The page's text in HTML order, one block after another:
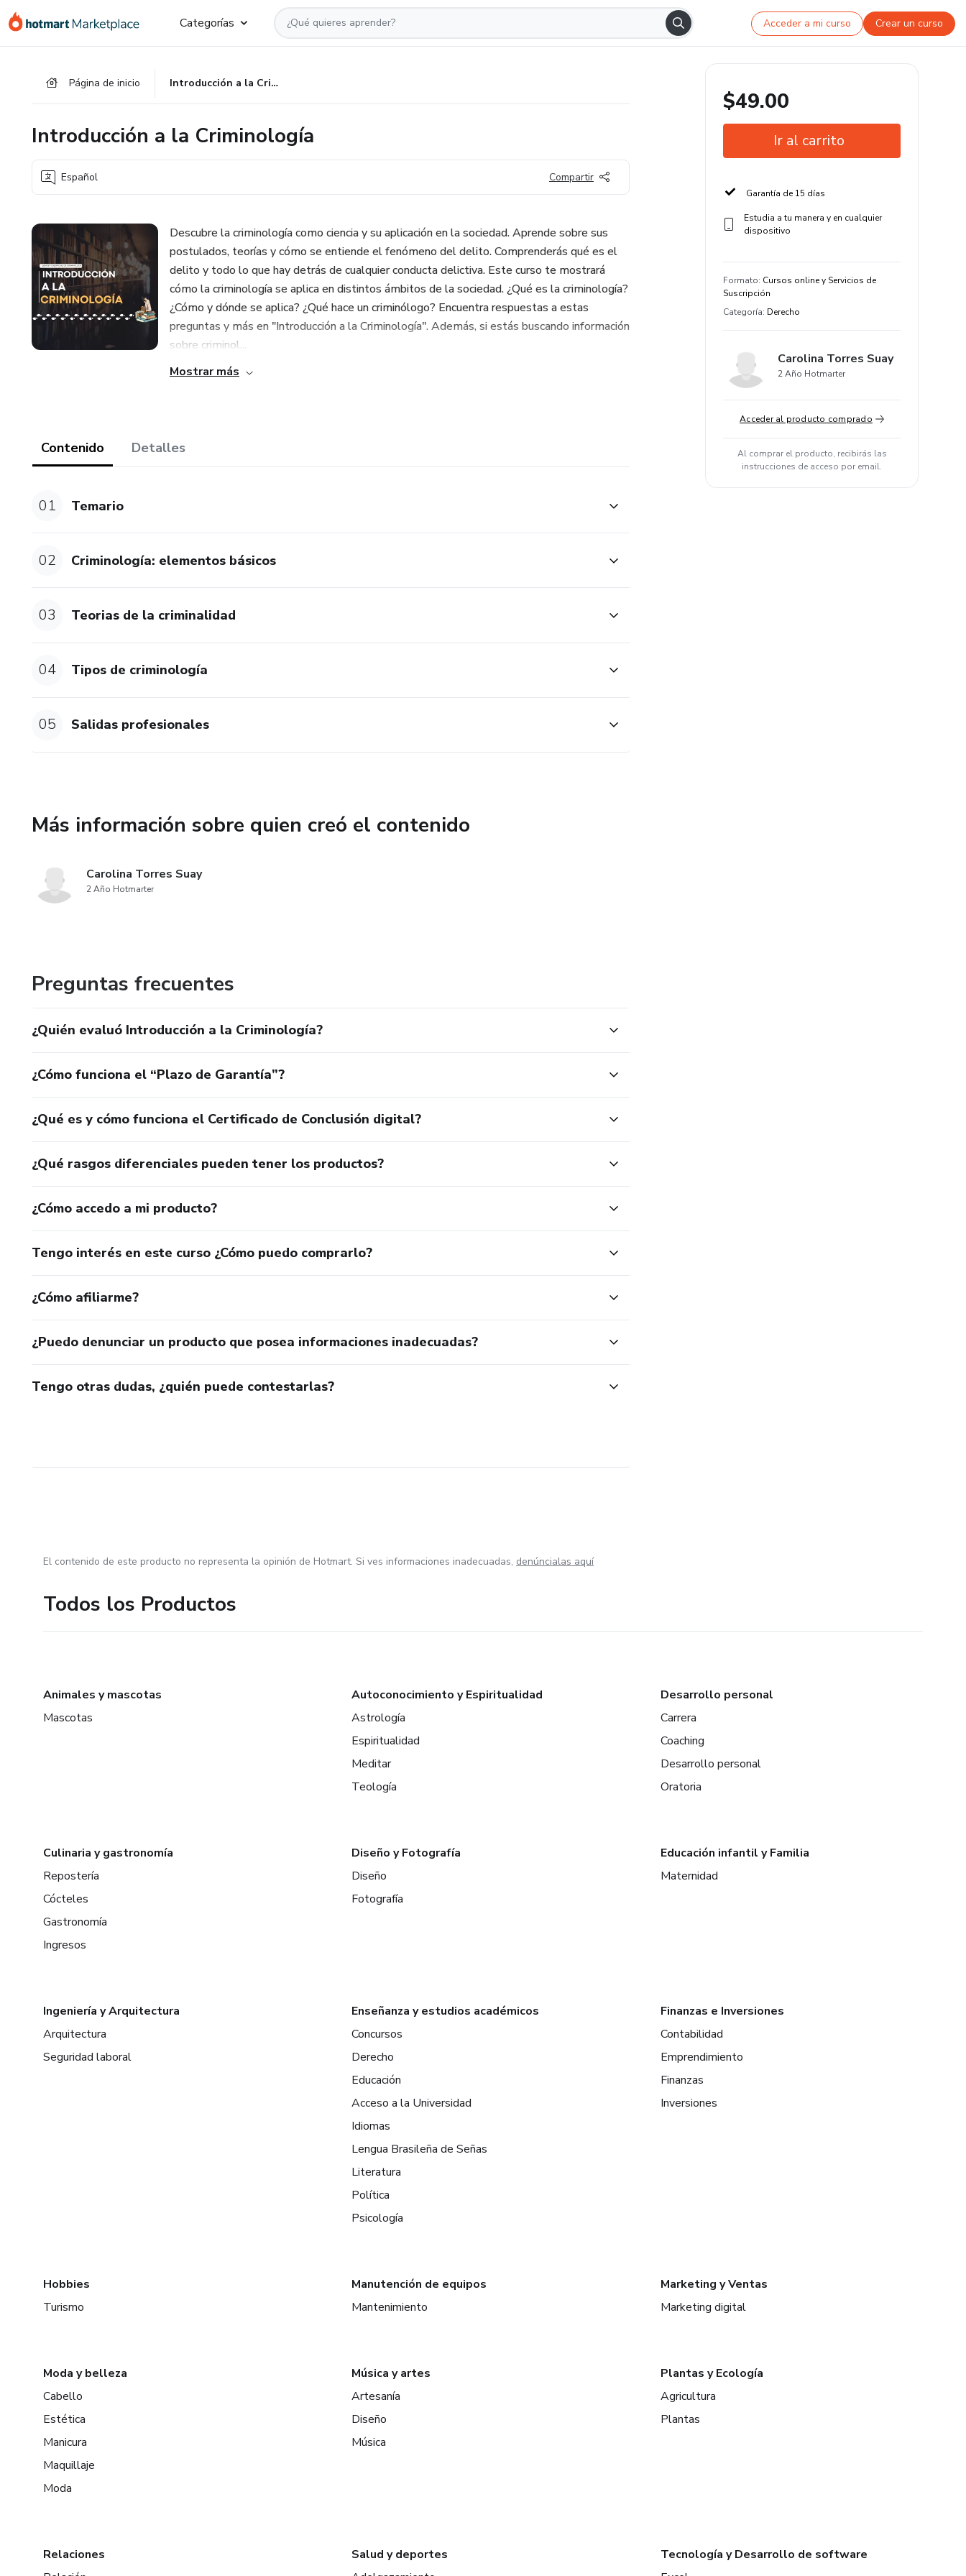
Categorías Acceder a mi curso Crear un curso
Página de inicio Introducción a la Criminología
Introducción a la Criminología
Español Compartir
Descubre la criminología como ciencia y su aplicación en la sociedad. Aprende sobre sus
postulados, teorías y cómo se entiende el fenómeno del delito. Comprenderás qué es el
delito y todo lo que hay detrás de cualquier conducta delictiva. Este curso te mostrará
cómo la criminología se aplica en distintos ámbitos de la sociedad. ¿Qué es la criminología?
¿Cómo y dónde se aplica? ¿Qué hace un criminólogo? Encuentra respuestas a estas
preguntas y más en "Introducción a la Criminología". Además, si estás buscando información
sobre criminol...
Mostrar más
Contenido Detalles
01 Temario
02 Criminología: elementos básicos
03 Teorias de la criminalidad
04 Tipos de criminología
05 Salidas profesionales
Más información sobre quien creó el contenido
Carolina Torres Suay
2 Año Hotmarter
Preguntas frecuentes
¿Quién evaluó Introducción a la Criminología?
¿Cómo funciona el “Plazo de Garantía”?
¿Qué es y cómo funciona el Certificado de Conclusión digital?
¿Qué rasgos diferenciales pueden tener los productos?
¿Cómo accedo a mi producto?
Tengo interés en este curso ¿Cómo puedo comprarlo?
¿Cómo afiliarme?
¿Puedo denunciar un producto que posea informaciones inadecuadas?
Tengo otras dudas, ¿quién puede contestarlas?
$49.00
Ir al carrito
Garantía de 15 días
Estudia a tu manera y en cualquier
dispositivo
Formato: Cursos online y Servicios de
Suscripción
Categoría: Derecho
Carolina Torres Suay
2 Año Hotmarter
Acceder al producto comprado
Al comprar el producto, recibirás las
instrucciones de acceso por email.
El contenido de este producto no representa la opinión de Hotmart. Si ves informaciones inadecuadas, denúncialas aquí
Todos los Productos
Animales y mascotas
Mascotas
Autoconocimiento y Espiritualidad
Astrología
Espiritualidad
Meditar
Teología
Desarrollo personal
Carrera
Coaching
Desarrollo personal
Oratoria
Culinaria y gastronomía
Repostería
Cócteles
Gastronomía
Ingresos
Diseño y Fotografía
Diseño
Fotografía
Educación infantil y Familia
Maternidad
Ingeniería y Arquitectura
Arquitectura
Seguridad laboral
Enseñanza y estudios académicos
Concursos
Derecho
Educación
Acceso a la Universidad
Idiomas
Lengua Brasileña de Señas
Literatura
Política
Psicología
Finanzas e Inversiones
Contabilidad
Emprendimiento
Finanzas
Inversiones
Hobbies
Turismo
Manutención de equipos
Mantenimiento
Marketing y Ventas
Marketing digital
Moda y belleza
Cabello
Estética
Manicura
Maquillaje
Moda
Música y artes
Artesanía
Diseño
Música
Plantas y Ecología
Agricultura
Plantas
Relaciones
Salud y deportes
Tecnología y Desarrollo de software